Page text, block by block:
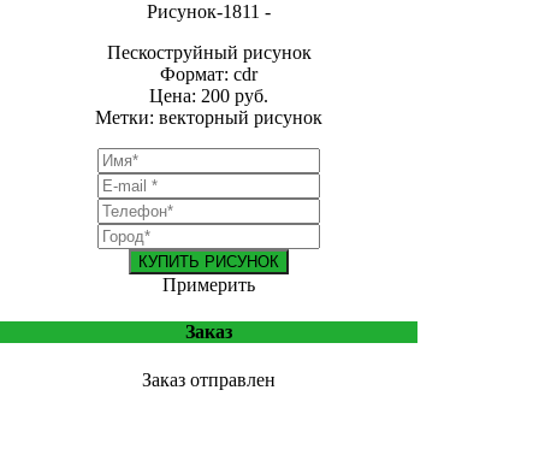
Рисунок-1811 -
Пескоструйный рисунок
Формат: cdr
Цена: 200 руб.
Метки: векторный рисунок
КУПИТЬ РИСУНОК
Примерить
Заказ
Заказ отправлен